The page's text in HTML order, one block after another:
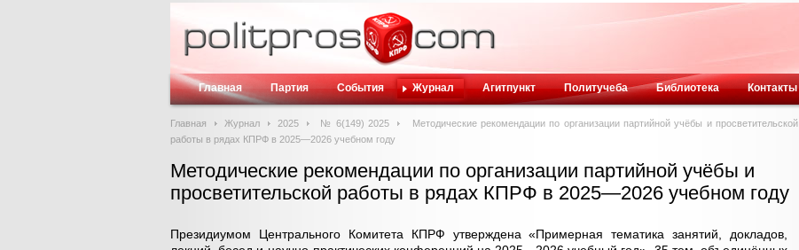
Главная Партия События Журнал Агитпункт Политучеба Библиотека Контакты
Главная Журнал 2025 № 6(149) 2025
Методические рекомендации по организации партийной учёбы и просветительской
работы в рядах КПРФ в 2025—2026 учебном году
Методические рекомендации по организации партийной учёбы и
просветительской работы в рядах КПРФ в 2025—2026 учебном году
Президиумом Центрального Комитета КПРФ утверждена «Примерная тематика занятий, докладов,